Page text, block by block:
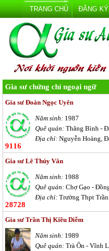
TRANG CHỦ ĐĂNG
Gia sư chứng chỉ ngoại ngữ
Gia sư Đoàn Ngọc Uyên
9116
Năm sinh: 1987
Quê quán: Thăng Bình -
Địa chỉ: Nguyễn Hoàng,
Gia sư Lê Thúy Vân
28728
Năm sinh: 1988
Quê quán: Chợ Gạo -
Địa chỉ: Trường Thpt
Gia sư Trần Thị Kiều Diễm
Năm sinh: 1989
Quê quán: Trà Ôn - Vĩnh